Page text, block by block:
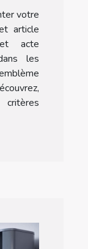
votre
article
acte
les